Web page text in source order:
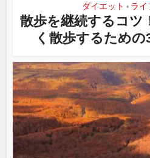
ダイエット • ライ
散歩を継続するコツ
く散歩するため